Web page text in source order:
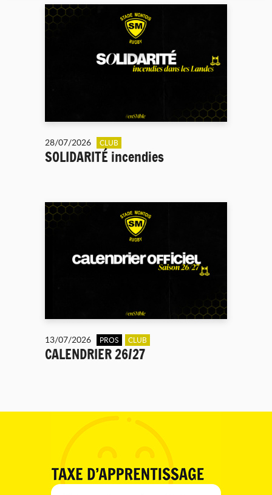
28/07/2026 CLUB
SOLIDARITÉ incendies
13/07/2026 PROS CLUB
CALENDRIER 26/27